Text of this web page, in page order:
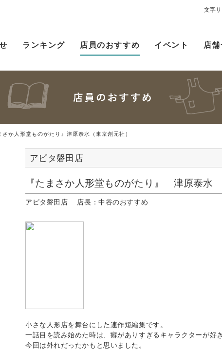
文字
ランキング 店員のおすすめ イベント 店
さか人形堂ものがたり』津原泰水（東京創元社）
アピタ磐田店
『たまさか人形堂ものがたり』 津原泰
アピタ磐田店 店長：中谷のおすすめ
小さな人形店を舞台にした連作短編集です。
一話目を読み始めた時は、癖がありすぎるキャラクターが好
今回は外れだったかもと思いました。